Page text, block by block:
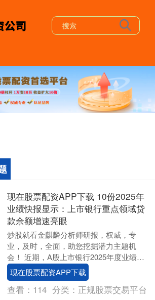
现在股票配资APP下载 10份2025年
业绩快报显示：上市银行重点领域贷
款余额增速亮眼
炒股就看金麒麟分析师研报，权威，专
业，及时，全面，助您挖掘潜力主题机
会！ 近期，A股上市银行2025年度业绩快
报密集出炉。截至1月29日记者发稿，已有
10家上市....
现在股票配资APP下载
查看： 114 分类： 正规股票交易平台